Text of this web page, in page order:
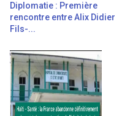
Diplomatie : Première
rencontre entre Alix Didier
Fils-...